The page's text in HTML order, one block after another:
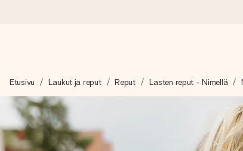
Valmistamme lahjasi huolella ja lähetämme sen
merkitystä.
4,8 (+15 000 arvostelun perusteella)
Etusivu Laukut ja reput Reput Lasten reput - Nimellä